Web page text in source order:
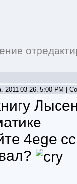
2011-03-26, 5:00 PM |
4ege